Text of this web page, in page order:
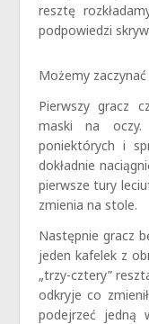
resztę
podpowiedzi
Możemy
Pierwszy gracz
maski na
poniektórych i
dokładnie
pierwsze tury
zmienia na stole.
Następnie gracz
jeden kafelek z
„trzy-cztery”
odkryje co
podejrzeć jedną